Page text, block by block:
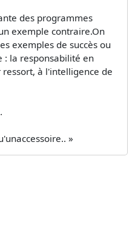
des programmes
exemple contraire.On
exemples de succès ou
: la responsabilité en
à l'intelligence de
»